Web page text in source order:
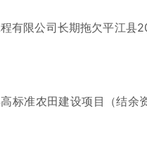
限公司长期拖欠平江县
准农田建设项目（结余